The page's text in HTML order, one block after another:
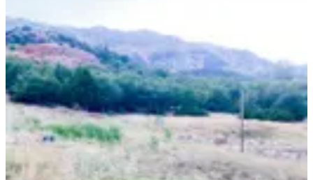
Onikişubat, Tekir Mahallesi
1549 m²·7.424/m²·04.08.2026
11.500.000 ₺
İSMAİL YILDIRIM EMLAK VE GAYRIMENKUL
DANIŞMANLIĞI
İsmail YILDIRIM